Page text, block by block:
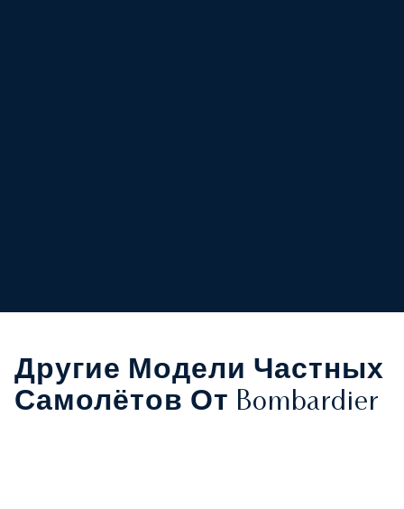
Другие Модели Частных
Самолётов От Bombardier